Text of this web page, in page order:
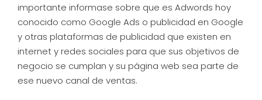
importante informase sobre que es Adwords hoy
conocido como Google Ads o publicidad en Google
y otras plataformas de publicidad que existen en
internet y redes sociales para que sus objetivos de
negocio se cumplan y su página web sea parte de
ese nuevo canal de ventas.